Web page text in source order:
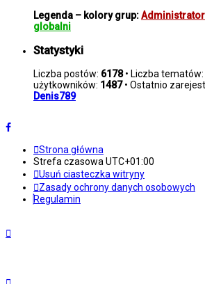
Legenda – kolory grup:
globalni
Statystyki
Liczba postów: 6178• Liczba tematów:
użytkowników: 1487• Ostatnio
Denis789
Strona główna
Strefa czasowa UTC+01:00
Usuń ciasteczka witryny
Zasady ochrony danych osobowych
Regulamin